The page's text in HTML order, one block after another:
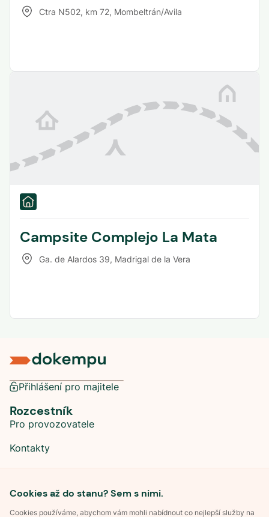
Ctra N502, km 72, Mombeltrán/Avila
Campsite Complejo La Mata
Ga. de Alardos 39, Madrigal de la Vera
Cookies až do stanu? Sem s nimi.
Cookies používáme, abychom vám mohli nabídnout co nejlepší služby na
Přihlášení pro majitele
Rozcestník
Pro provozovatele
Kontakty